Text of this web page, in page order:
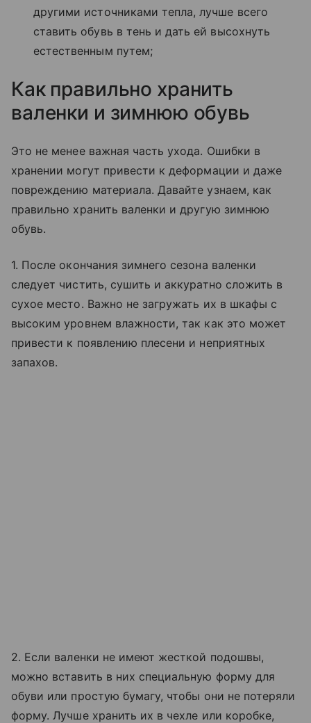
другими источниками тепла, лучше всего
ставить обувь в тень и дать ей высохнуть
естественным путем;
Как правильно хранить
валенки и зимнюю обувь
Это не менее важная часть ухода. Ошибки в
хранении могут привести к деформации и даже
повреждению материала. Давайте узнаем, как
правильно хранить валенки и другую зимнюю
обувь.
1. После окончания зимнего сезона валенки
следует чистить, сушить и аккуратно сложить в
сухое место. Важно не загружать их в шкафы с
высоким уровнем влажности, так как это может
привести к появлению плесени и неприятных
запахов.
2. Если валенки не имеют жесткой подошвы,
можно вставить в них специальную форму для
обуви или простую бумагу, чтобы они не потеряли
форму. Лучше хранить их в чехле или коробке,